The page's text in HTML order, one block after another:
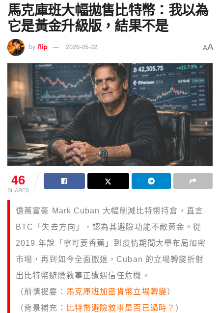
馬克庫班大幅拋售比特幣：我以為
它是黃金升級版，結果不是
by flip 2026-05-22 AA
46
SHARES
億萬富豪 Mark Cuban 大幅削減比特幣持倉，直言
BTC「失去方向」，認為其避險功能不敵黃金。從
2019 年說「寧可要香蕉」到疫情期間大舉布局加密
市場，再到如今全面撤退，Cuban 的立場轉變折射
出比特幣避險敘事正遭遇信任危機。
（前情提要： 馬克庫班加密貨幣立場轉變）
（背景補充：
比特幣避險敘事是否已過時？ ）